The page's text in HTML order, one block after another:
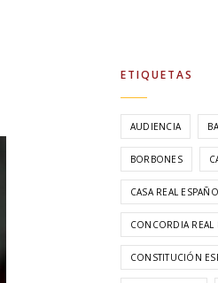
ETIQUETAS
AUDIENCIA
BORBONES
CASA REAL
CONCORDIA REAL
CONSTITUCIÓN